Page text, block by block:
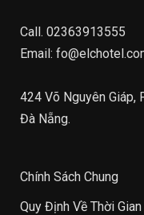
Call. 02363913555
Email:
424 Võ Nguyên Giáp,
Đà Nẵng.
Chính Sách Chung
Quy Định Về Thời